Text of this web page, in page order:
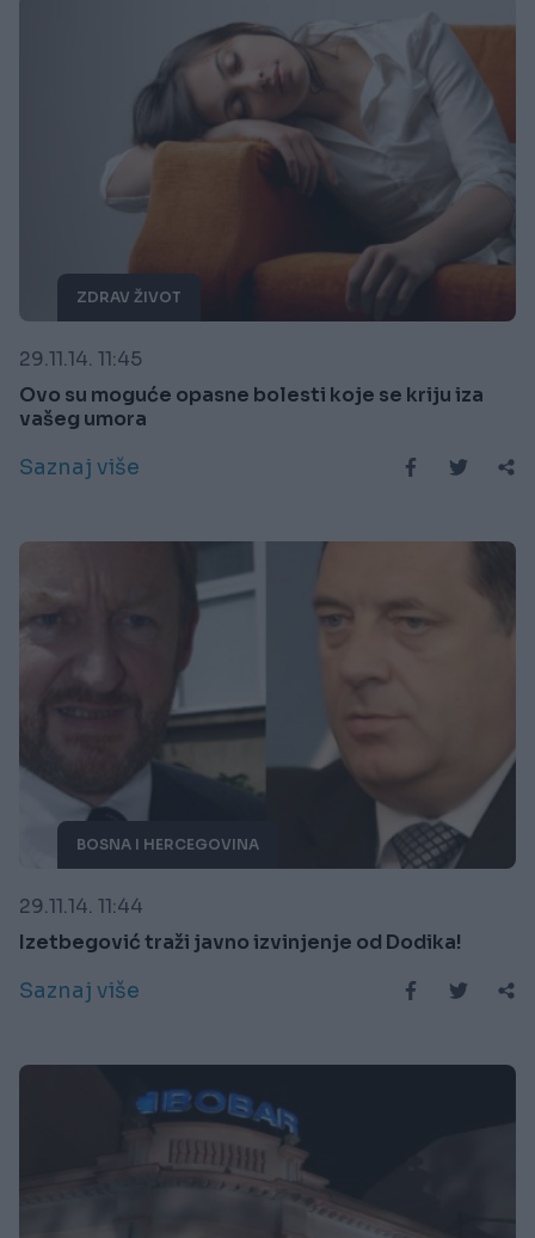
ZDRAV ŽIVOT
29.11.14. 11:45
Ovo su moguće opasne bolesti koje se kriju iza
vašeg umora
Saznaj više
BOSNA I HERCEGOVINA
29.11.14. 11:44
Izetbegović traži javno izvinjenje od Dodika!
Saznaj više